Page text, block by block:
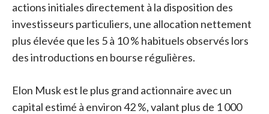
actions initiales directement à la disposition des
investisseurs particuliers, une allocation nettement
plus élevée que les 5 à 10 % habituels observés lors
des introductions en bourse régulières.
Elon Musk est le plus grand actionnaire avec un
capital estimé à environ 42 %, valant plus de 1 000